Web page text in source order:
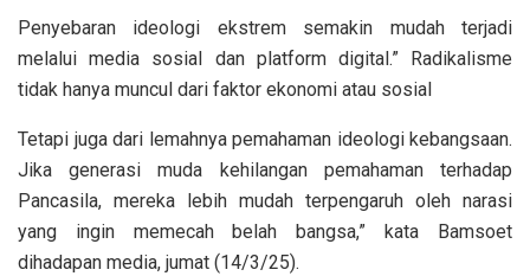
Penyebaran ideologi ekstrem semakin mudah terjadi
melalui media sosial dan platform digital.” Radikalisme
tidak hanya muncul dari faktor ekonomi atau sosial
Tetapi juga dari lemahnya pemahaman ideologi kebangsaan.
Jika generasi muda kehilangan pemahaman terhadap
Pancasila, mereka lebih mudah terpengaruh oleh narasi
yang ingin memecah belah bangsa,” kata Bamsoet
dihadapan media, jumat (14/3/25).